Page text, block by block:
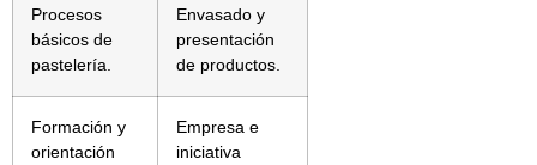
Procesos
básicos de
pastelería.
Envasado y
presentación
de productos.
Formación y
orientación
Empresa e
iniciativa